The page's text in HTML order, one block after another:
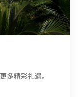
多精彩礼遇。